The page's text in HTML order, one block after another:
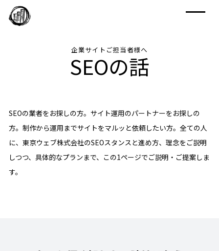
企業サイトご担当者様へ
SEOの話
SEOの業者をお探しの方。サイト運用のパートナーをお探しの
方。制作から運用までサイトをマルッと依頼したい方。全ての人
に、東京ウェブ株式会社のSEOスタンスと進め方、理念をご説明
しつつ、具体的なプランまで、この1ページでご説明・ご提案しま
す。